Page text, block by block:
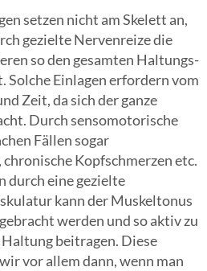
setzen nicht am Skelett an,
gezielte Nervenreize die
so den gesamten Haltungs-
Solche Einlagen erfordern vom
Zeit, da sich der ganze
Durch sensomotorische
Fällen sogar
Kopfschmerzen etc.
durch eine gezielte
kann der Muskeltonus
werden und so aktiv zu
beitragen. Diese
vor allem dann, wenn man